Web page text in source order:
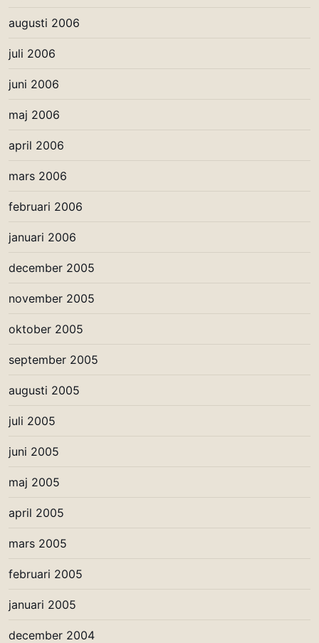
augusti 2006
juli 2006
juni 2006
maj 2006
april 2006
mars 2006
februari 2006
januari 2006
december 2005
november 2005
oktober 2005
september 2005
augusti 2005
juli 2005
juni 2005
maj 2005
april 2005
mars 2005
februari 2005
januari 2005
december 2004